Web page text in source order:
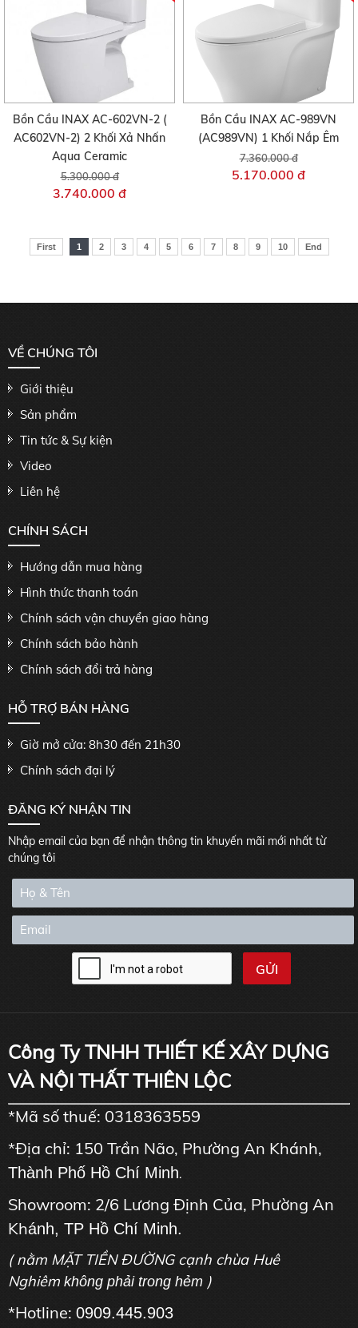
Bồn Cầu INAX AC-602VN-2 (
AC602VN-2) 2 Khối Xả Nhấn
Aqua Ceramic
5.300.000 đ
3.740.000 đ
Bồn Cầu INAX AC-989VN
(AC989VN) 1 Khối Nắp Êm
7.360.000 đ
5.170.000 đ
First 1 2 3 4 5 6 7 8 9 10 End
VỀ CHÚNG TÔI
Giới thiệu
Sản phẩm
Tin tức & Sự kiện
Video
Liên hệ
CHÍNH SÁCH
Hướng dẫn mua hàng
Hình thức thanh toán
Chính sách vận chuyển giao hàng
Chính sách bảo hành
Chính sách đổi trả hàng
HỖ TRỢ BÁN HÀNG
Giờ mở cửa: 8h30 đến 21h30
Chính sách đại lý
ĐĂNG KÝ NHẬN TIN
Nhập email của bạn để nhận thông tin khuyến mãi mới nhất từ
chúng tôi
Công Ty TNHH THIẾT KẾ XÂY DỰNG
VÀ NỘI THẤT THIÊN LỘC
*Mã số thuế: 0318363559
*Địa chỉ: 150 Trần Não, Phường An Khánh,
Thành Phố Hồ Chí Minh.
Showroom: 2/6 Lương Định Của, Phường An
Khánh, TP Hồ Chí Minh.
( nằm MẶT TIỀN ĐƯỜNG cạnh chùa Huê
Nghiêm không phải trong hẻm )
*Hotline: 0909.445.903